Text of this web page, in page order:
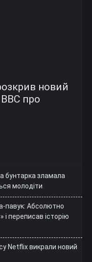
новий
про
бунтарка зламала
молодіти
павук: Абсолютно
переписав історію
Netflix викрали новий